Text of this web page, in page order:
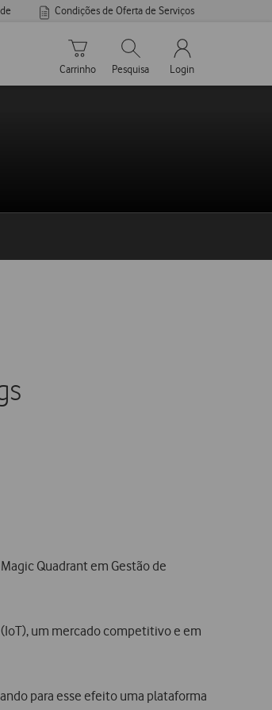
Condições de Oferta de Serviços
Carrinho de compras
Carrinho
Pesquisar
Pesquisa
My Vodafone
Login
Quadrant em Gestão de
um mercado competitivo e em
para esse efeito uma plataforma